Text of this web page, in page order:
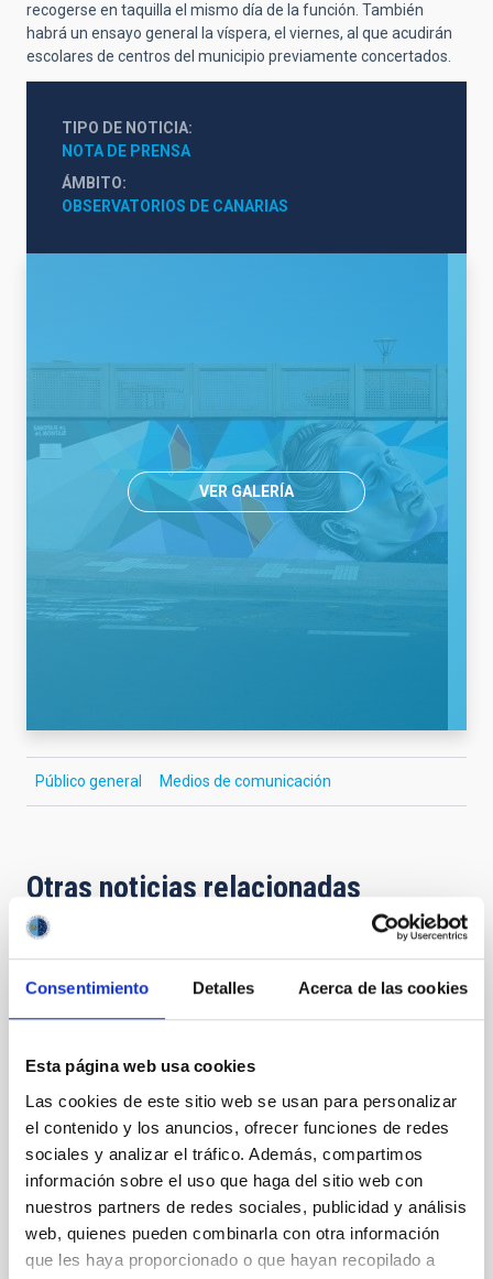
Consentimiento Detalles Acerca de las cookies
Esta página web usa cookies
Las cookies de este sitio web se usan para personalizar
el contenido y los anuncios, ofrecer funciones de redes
sociales y analizar el tráfico. Además, compartimos
información sobre el uso que haga del sitio web con
nuestros partners de redes sociales, publicidad y análisis
web, quienes pueden combinarla con otra información
que les haya proporcionado o que hayan recopilado a
recogerse en taquilla el mismo día de la función. También
habrá un ensayo general la víspera, el viernes, al que acudirán
escolares de centros del municipio previamente concertados.
TIPO DE NOTICIA
NOTA DE PRENSA
ÁMBITO
OBSERVATORIOS DE CANARIAS
VER GALERÍA
Público general Medios de comunicación
Otras noticias relacionadas
NOTA DE PRENSA
Un asteroide recibe el nombre de la
Jolivet
La Unión Astronómica Internacional (IAU) ha
aprobado la denominación del asteroide (20747)
Tanialepivert en honor a la investigadora
postdoctoral del Instituto de Astrofísica de Canarias
(IAC) Tania Le Pivert Jolivet, por sus contribuciones al
estudio de los asteroides primitivos. La científica
pasa así a formar parte del grupo de investigadores e
investigadoras vinculados al IAC que cuentan con un